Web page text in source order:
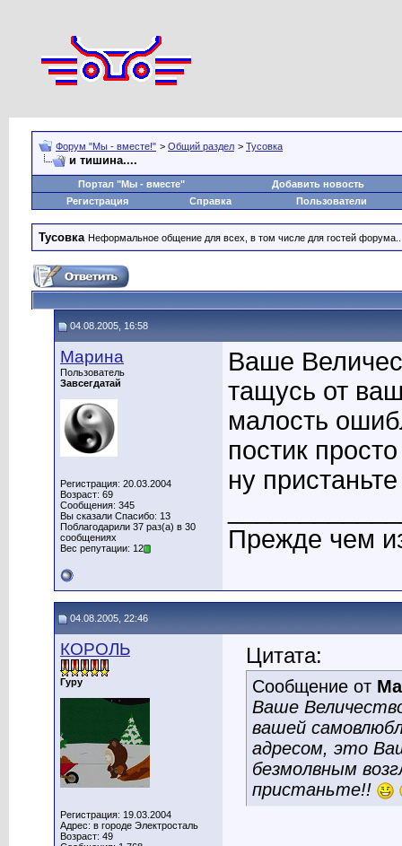
Форум "Мы - вместе!" > Общий раздел > Тусовка
и тишина....
Портал "Мы - вместе"
Добавить новость
Регистрация
Справка Пользователи
Тусовка Неформальное общение для всех, в том числе для гостей
04.08.2005, 16:58
Марина
Пользователь
Завсегдатай
Регистрация: 20.03.2004
Возраст: 69
Сообщения: 345
Вы сказали Спасибо: 13
Поблагодарили 37 раз(а) в 30
сообщениях
Вес репутации: 12
Ваше
тащусь от
малость
постик
ну
Прежде чем
04.08.2005, 22:46
КОРОЛЬ
Гуру
Регистрация: 19.03.2004
Адрес: в городе Электросталь
Возраст: 49
Цитата:
Сообщение от
Ваше
вашей
адресом, это
безмолвным
пристаньте!!